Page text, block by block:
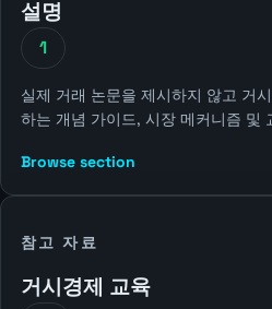
설명
1
실제 거래 논문을 제시하지 않고 거
하는 개념 가이드, 시장 메커니즘 및
Browse section
참고 자료
거시경제 교육